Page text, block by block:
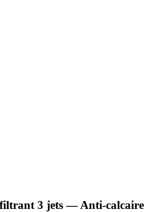
filtrant 3 jets — Anti-calcaire